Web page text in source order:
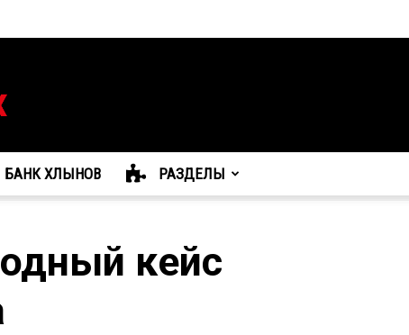
БАНК ХЛЫНОВ РАЗДЕЛЫ
кейс